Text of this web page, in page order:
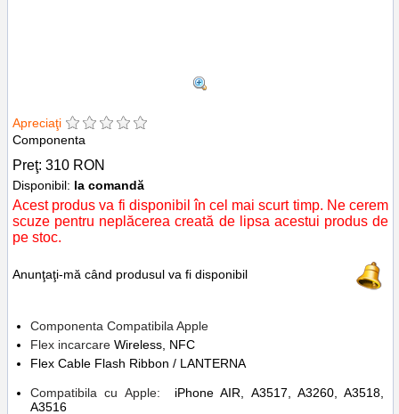
Apreciaţi
Componenta
Preţ: 310 RON
Disponibil: la comandă
Acest produs va fi disponibil în cel mai scurt timp. Ne cerem
scuze pentru neplăcerea creată de lipsa acestui produs de
pe stoc.
Anunţaţi-mă când produsul va fi disponibil
Componenta Compatibila Apple
Flex incarcare Wireless, NFC
Flex Cable Flash Ribbon / LANTERNA
Compatibila cu Apple:
iPhone AIR, A3517, A3260, A3518,
A3516